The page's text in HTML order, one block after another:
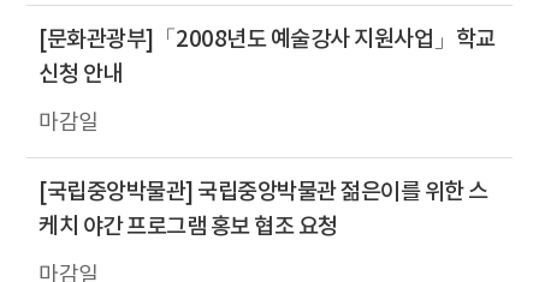
[문화관광부]「2008년도 예술강사 지원사업」학교
신청 안내
[국립중앙박물관] 국립중앙박물관 젊은이를 위한 스
케치 야간 프로그램 홍보 협조 요청